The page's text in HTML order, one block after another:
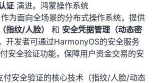
证​ ​ 演进。鸿蒙操作系统
作为面向全场景的分布式操作系统，提供
指纹/人脸）​ ​ 和 ​ ​安全凭据管理（动态密
开发者可通过HarmonyOS的安全服务
安全验证功能，保障用户资金交易的安
付安全验证的核心技术（指纹/人脸/动态